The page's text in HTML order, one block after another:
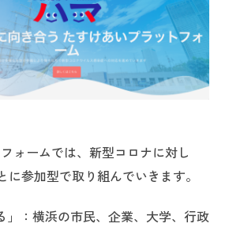
ォームでは、新型コロナに対し
に参加型で取り組んでいきます。
」：横浜の市民、企業、大学、行政